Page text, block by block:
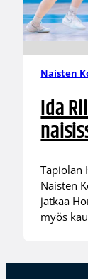
Naisten
Ida
Tapiolan
Naisten
jatkaa
myös